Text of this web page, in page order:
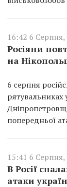
16:42 6 Серпня,
Росіяни
на
6 серпня
рятувальниках
попередньої
15:41 6 Серпня,
В Росії
атаки